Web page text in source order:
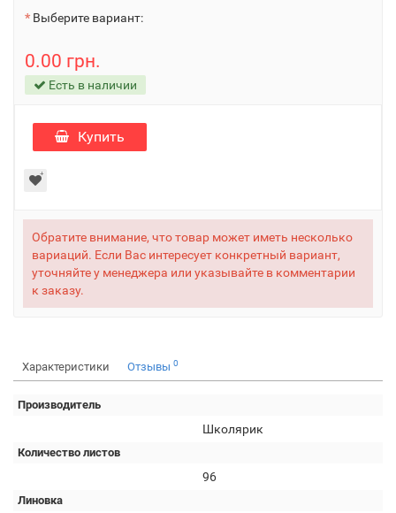
Выберите вариант:
0.00 грн.
Есть в наличии
Купить
Обратите внимание, что товар может иметь несколько
вариаций. Если Вас интересует конкретный вариант,
уточняйте у менеджера или указывайте в комментарии
к заказу.
Характеристики Отзывы 0
Производитель
Школярик
Количество листов
96
Линовка